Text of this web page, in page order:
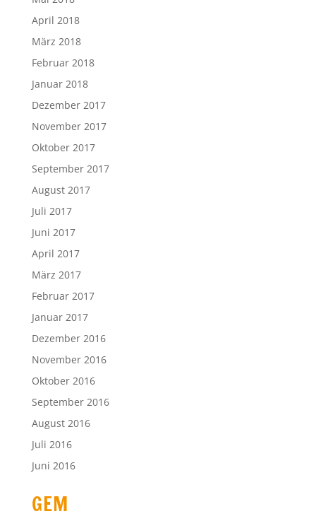
April 2018
März 2018
Februar 2018
Januar 2018
Dezember 2017
November 2017
Oktober 2017
September 2017
August 2017
Juli 2017
Juni 2017
April 2017
März 2017
Februar 2017
Januar 2017
Dezember 2016
November 2016
Oktober 2016
September 2016
August 2016
Juli 2016
Juni 2016
GEM